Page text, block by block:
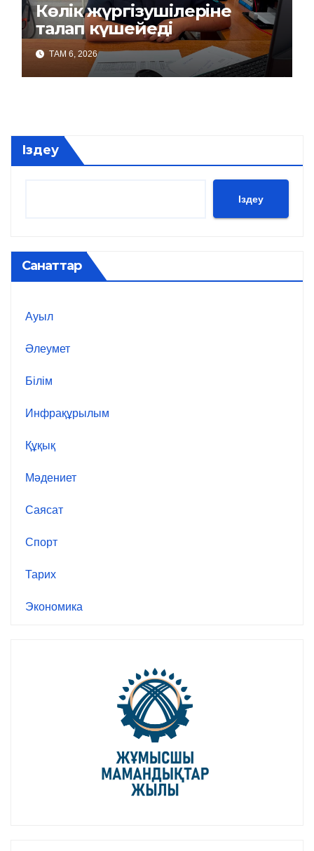
Көлік жүргізушілеріне
талап күшейеді
ТАМ 6, 2026
Іздеу
Іздеу
Санаттар
Ауыл
Әлеумет
Білім
Инфрақұрылым
Құқық
Мәдениет
Саясат
Спорт
Тарих
Экономика